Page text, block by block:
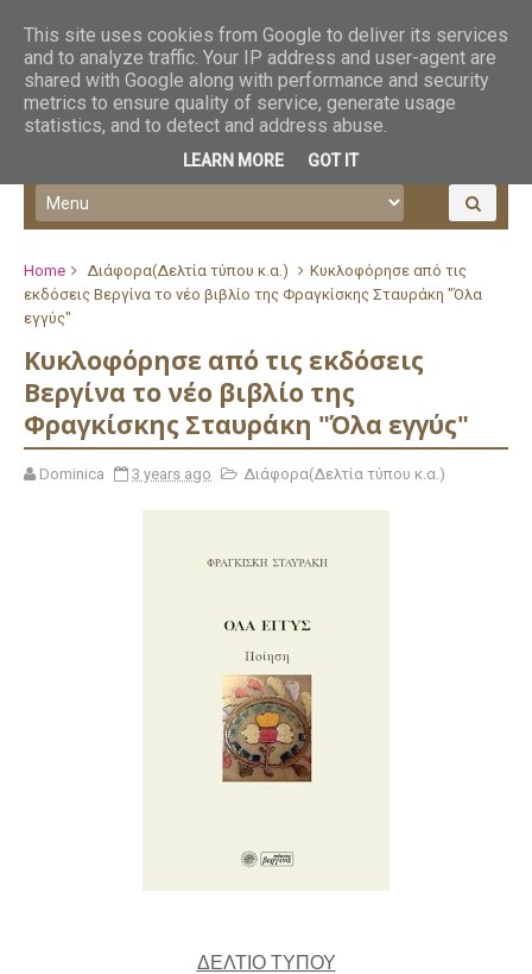
Home Διάφορα(Δελτία τύπου κ.α.)
Κυκλοφόρησε από τις
εκδόσεις Βεργίνα το νέο βιβλίο της Φραγκίσκης Σταυράκη "Όλα
εγγύς"
Κυκλοφόρησε από τις εκδόσεις
Βεργίνα το νέο βιβλίο της
Φραγκίσκης Σταυράκη "Όλα εγγύς"
Dominica 3 years ago Διάφορα(Δελτία τύπου κ.α.)
ΔΕΛΤΙΟ ΤΥΠΟΥ
This site uses cookies from Google to deliver its services
and to analyze traffic. Your IP address and user-agent are
shared with Google along with performance and security
metrics to ensure quality of service, generate usage
statistics, and to detect and address abuse.
LEARN MORE GOT IT